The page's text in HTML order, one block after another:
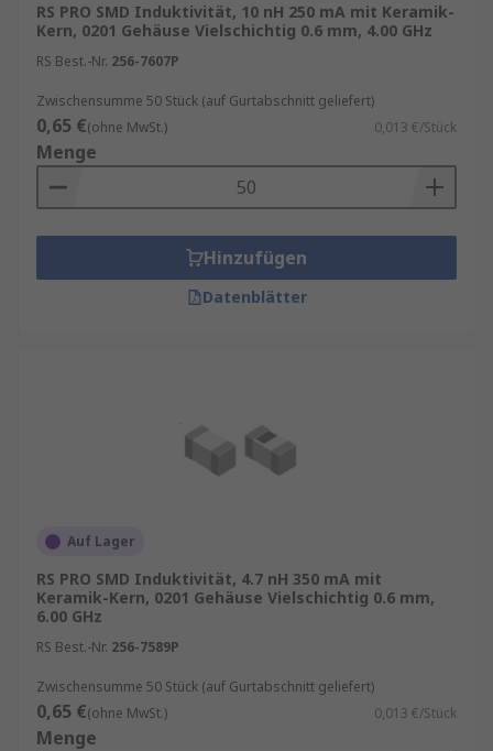
RS PRO SMD Induktivität, 10 nH 250 mA mit Keramik-
Kern, 0201 Gehäuse Vielschichtig 0.6 mm, 4.00 GHz
RS Best.-Nr. 256-7607P
Zwischensumme 50 Stück (auf Gurtabschnitt geliefert)
0,65 €(ohne MwSt.) 0,013 €/Stück
Menge
Hinzufügen
Datenblätter
Auf Lager
RS PRO SMD Induktivität, 4.7 nH 350 mA mit
Keramik-Kern, 0201 Gehäuse Vielschichtig 0.6 mm,
6.00 GHz
RS Best.-Nr. 256-7589P
Zwischensumme 50 Stück (auf Gurtabschnitt geliefert)
0,65 €(ohne MwSt.) 0,013 €/Stück
Menge